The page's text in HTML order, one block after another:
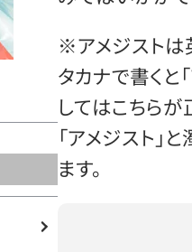
※アメジストは
タカナで書くと
してはこちら
「アメジスト」
ます。